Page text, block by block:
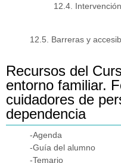
12.4.
12.5. Barreras y
Recursos del
entorno familiar.
cuidadores de
dependencia
-Agenda
-Guía del alumno
-Temario